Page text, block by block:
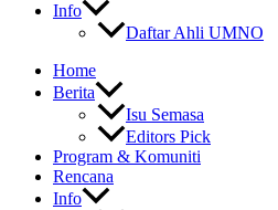
Info
Daftar Ahli UMNO
Home
Berita
Isu Semasa
Editors Pick
Program & Komuniti
Rencana
Info